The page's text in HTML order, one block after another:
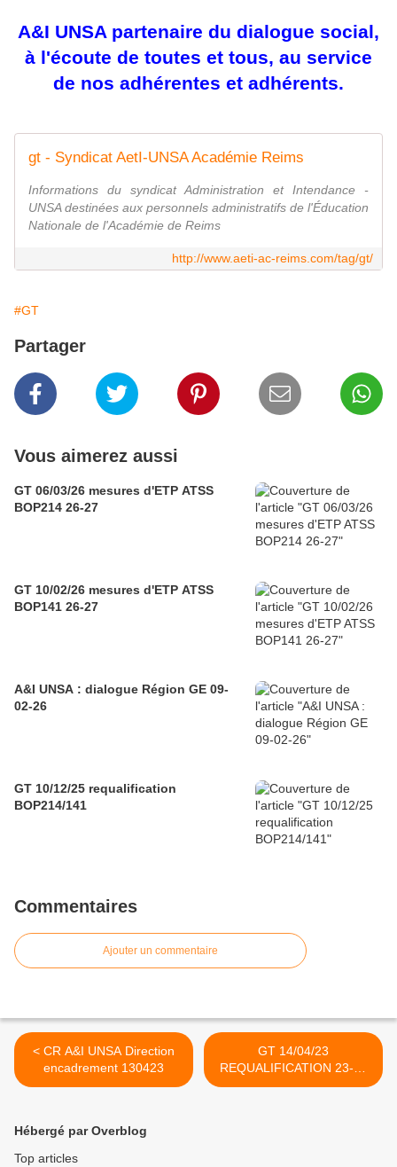
A&I UNSA partenaire du dialogue social,
à l'écoute de toutes et tous, au service
de nos adhérentes et adhérents.
gt - Syndicat AetI-UNSA Académie Reims
Informations du syndicat Administration et Intendance -
UNSA destinées aux personnels administratifs de l'Éducation
Nationale de l'Académie de Reims
http://www.aeti-ac-reims.com/tag/gt/
#GT
Partager
Vous aimerez aussi
GT 06/03/26 mesures d'ETP ATSS
BOP214 26-27
GT 10/02/26 mesures d'ETP ATSS
BOP141 26-27
A&I UNSA : dialogue Région GE 09-
02-26
GT 10/12/25 requalification
BOP214/141
Commentaires
Ajouter un commentaire
< CR A&I UNSA Direction
encadrement 130423
GT 14/04/23
REQUALIFICATION 23-24
>
Hébergé par Overblog
Top articles